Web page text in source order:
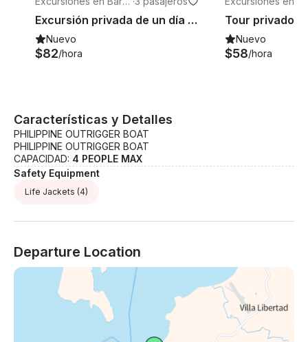
ngay Buena Suerte
Excursión privada de un día a la isla de Linapacán
Nuevo
$82/hora
ngay Buena
Nuevo
$58/hora
Características y Detalles
PHILIPPINE OUTRIGGER BOAT
PHILIPPINE OUTRIGGER BOAT
CAPACIDAD: 4 PEOPLE MAX
Safety Equipment
Life Jackets (4)
Departure Location